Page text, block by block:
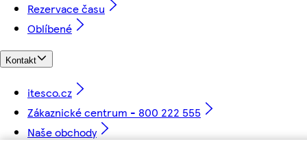
Rezervace času
Oblíbené
Kontakt
itesco.cz
Zákaznické centrum - 800 222 555
Naše obchody